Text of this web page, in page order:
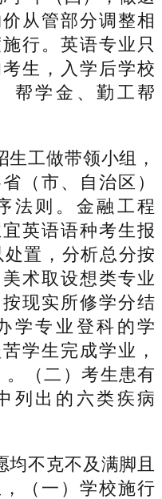
从管部分调整相
行。英语专业只
生，入学后学校
帮学金、勤工帮
工做带领小组，
（市、自治区）
法则。金融工程
英语语种考生报
置，分析总分按
术取设想类专业
现实所修学分结
学专业登科的学
学生完成学业，
（二）考生患有
列出的六类疾病
不克不及满脚且
（一）学校施行